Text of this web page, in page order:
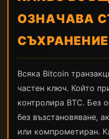
ОЗНАЧАВА
СЪХРАНЕНИЕ
Всяка Bitcoin
частен ключ. Който
контролира BTC. Без
без възстановяване,
или компрометиран.